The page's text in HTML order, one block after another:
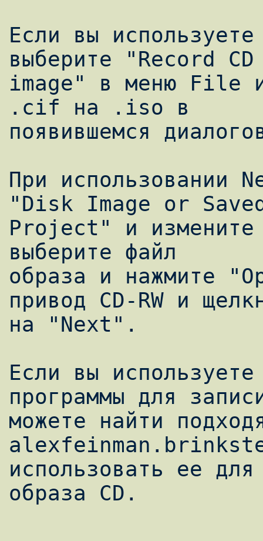
Если вы
выберите "Record
image" в меню File
.cif на .iso в
появившемся
При использовании
"Disk Image or
Project" и
выберите файл
образа и нажмите
привод CD-RW и
на "Next".
Если вы
программы для
можете найти
использовать ее для
образа CD.